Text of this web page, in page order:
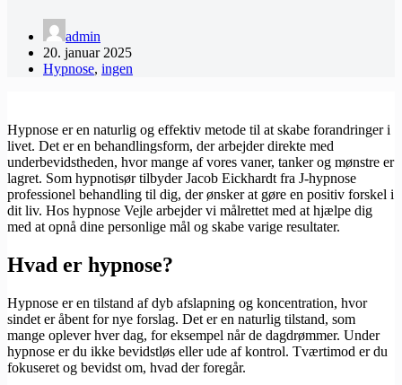
admin
20. januar 2025
Hypnose, ingen
Hypnose er en naturlig og effektiv metode til at skabe forandringer i
livet. Det er en behandlingsform, der arbejder direkte med
underbevidstheden, hvor mange af vores vaner, tanker og mønstre er
lagret. Som hypnotisør tilbyder Jacob Eickhardt fra J-hypnose
professionel behandling til dig, der ønsker at gøre en positiv forskel i
dit liv. Hos hypnose Vejle arbejder vi målrettet med at hjælpe dig
med at opnå dine personlige mål og skabe varige resultater.
Hvad er hypnose?
Hypnose er en tilstand af dyb afslapning og koncentration, hvor
sindet er åbent for nye forslag. Det er en naturlig tilstand, som
mange oplever hver dag, for eksempel når de dagdrømmer. Under
hypnose er du ikke bevidstløs eller ude af kontrol. Tværtimod er du
fokuseret og bevidst om, hvad der foregår.